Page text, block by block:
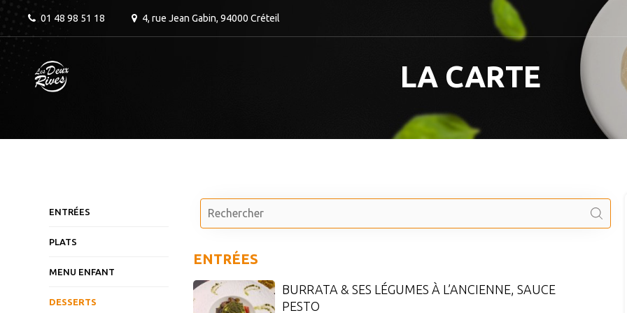
01 48 98 51 18 4, rue Jean Gabin, 94000 Créteil
RESTAURANT MOSQUÉE DE CRÉTEIL LES DEUX RIVES –
LA CARTE
ENTRÉES
PLATS
MENU ENFANT
DESSERTS
ENTRÉES
BURRATA & SES LÉGUMES À L’ANCIENNE, SAUCE
PESTO